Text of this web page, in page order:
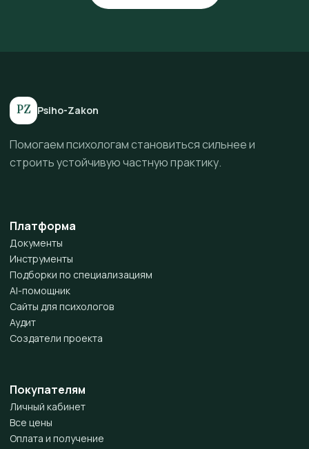
PZ Psiho-Zakon
Помогаем психологам становиться сильнее и
строить устойчивую частную практику.
Платформа
Документы
Инструменты
Подборки по специализациям
AI-помощник
Сайты для психологов
Аудит
Создатели проекта
Покупателям
Личный кабинет
Все цены
Оплата и получение